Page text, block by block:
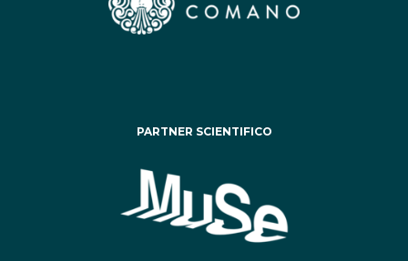
PARTNER SCIENTIFICO